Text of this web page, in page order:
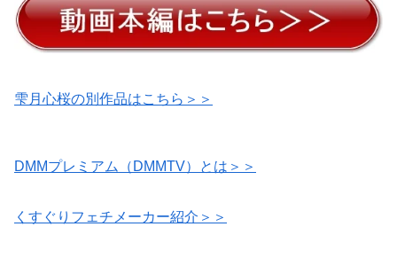
雫月心桜の別作品はこちら＞＞
DMMプレミアム（DMMTV）とは＞＞
くすぐりフェチメーカー紹介＞＞